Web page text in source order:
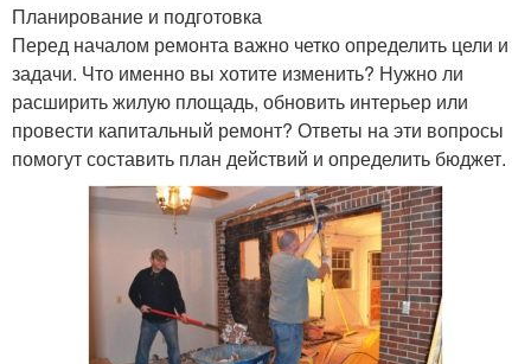
Планирование и подготовка
Перед началом ремонта важно четко определить цели и
задачи. Что именно вы хотите изменить? Нужно ли
расширить жилую площадь, обновить интерьер или
провести капитальный ремонт? Ответы на эти вопросы
помогут составить план действий и определить бюджет.